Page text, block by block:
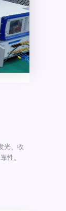
光、收
性。